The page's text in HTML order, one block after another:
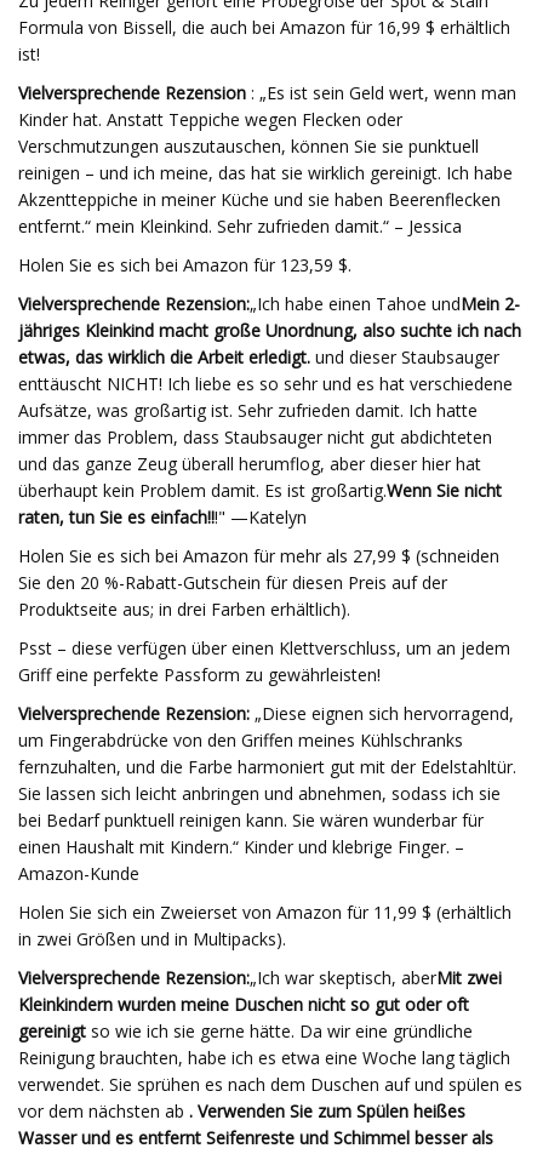
Formula von Bissell, die auch bei Amazon für 16,99 $ erhältlich
ist!
Vielversprechende Rezension : „Es ist sein Geld wert, wenn man
Kinder hat. Anstatt Teppiche wegen Flecken oder
Verschmutzungen auszutauschen, können Sie sie punktuell
reinigen – und ich meine, das hat sie wirklich gereinigt. Ich habe
Akzentteppiche in meiner Küche und sie haben Beerenflecken
entfernt.“ mein Kleinkind. Sehr zufrieden damit.“ – Jessica
Holen Sie es sich bei Amazon für 123,59 $.
Vielversprechende Rezension:„Ich habe einen Tahoe undMein 2-
jähriges Kleinkind macht große Unordnung, also suchte ich nach
etwas, das wirklich die Arbeit erledigt. und dieser Staubsauger
enttäuscht NICHT! Ich liebe es so sehr und es hat verschiedene
Aufsätze, was großartig ist. Sehr zufrieden damit. Ich hatte
immer das Problem, dass Staubsauger nicht gut abdichteten
und das ganze Zeug überall herumflog, aber dieser hier hat
überhaupt kein Problem damit. Es ist großartig.Wenn Sie nicht
raten, tun Sie es einfach!!!" —Katelyn
Holen Sie es sich bei Amazon für mehr als 27,99 $ (schneiden
Sie den 20 %-Rabatt-Gutschein für diesen Preis auf der
Produktseite aus; in drei Farben erhältlich).
Psst – diese verfügen über einen Klettverschluss, um an jedem
Griff eine perfekte Passform zu gewährleisten!
Vielversprechende Rezension: „Diese eignen sich hervorragend,
um Fingerabdrücke von den Griffen meines Kühlschranks
fernzuhalten, und die Farbe harmoniert gut mit der Edelstahltür.
Sie lassen sich leicht anbringen und abnehmen, sodass ich sie
bei Bedarf punktuell reinigen kann. Sie wären wunderbar für
einen Haushalt mit Kindern.“ Kinder und klebrige Finger. –
Amazon-Kunde
Holen Sie sich ein Zweierset von Amazon für 11,99 $ (erhältlich
in zwei Größen und in Multipacks).
Vielversprechende Rezension:„Ich war skeptisch, aberMit zwei
Kleinkindern wurden meine Duschen nicht so gut oder oft
gereinigt so wie ich sie gerne hätte. Da wir eine gründliche
Reinigung brauchten, habe ich es etwa eine Woche lang täglich
verwendet. Sie sprühen es nach dem Duschen auf und spülen es
vor dem nächsten ab . Verwenden Sie zum Spülen heißes
Wasser und es entfernt Seifenreste und Schimmel besser als